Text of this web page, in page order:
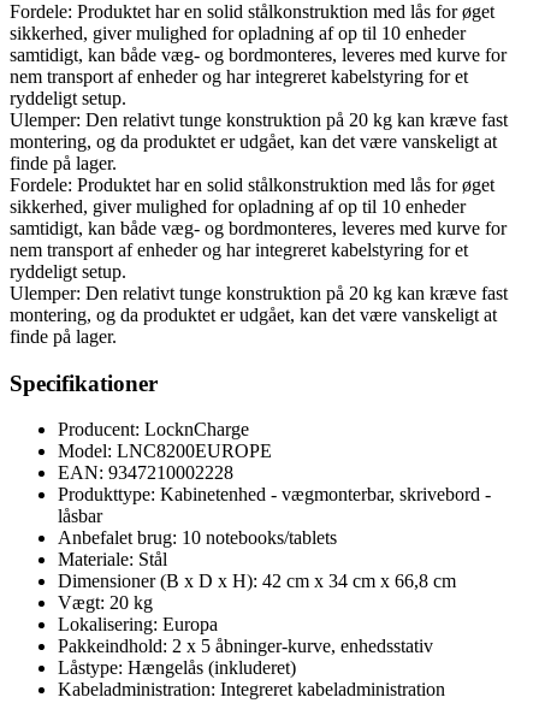
Fordele: Produktet har en solid stålkonstruktion med lås for øget
sikkerhed, giver mulighed for opladning af op til 10 enheder
samtidigt, kan både væg- og bordmonteres, leveres med kurve for
nem transport af enheder og har integreret kabelstyring for et
ryddeligt setup.
Ulemper: Den relativt tunge konstruktion på 20 kg kan kræve fast
montering, og da produktet er udgået, kan det være vanskeligt at
finde på lager.
Fordele: Produktet har en solid stålkonstruktion med lås for øget
sikkerhed, giver mulighed for opladning af op til 10 enheder
samtidigt, kan både væg- og bordmonteres, leveres med kurve for
nem transport af enheder og har integreret kabelstyring for et
ryddeligt setup.
Ulemper: Den relativt tunge konstruktion på 20 kg kan kræve fast
montering, og da produktet er udgået, kan det være vanskeligt at
finde på lager.
Specifikationer
Producent: LocknCharge
Model: LNC8200EUROPE
EAN: 9347210002228
Produkttype: Kabinetenhed - vægmonterbar, skrivebord -
låsbar
Anbefalet brug: 10 notebooks/tablets
Materiale: Stål
Dimensioner (B x D x H): 42 cm x 34 cm x 66,8 cm
Vægt: 20 kg
Lokalisering: Europa
Pakkeindhold: 2 x 5 åbninger-kurve, enhedsstativ
Låstype: Hængelås (inkluderet)
Kabeladministration: Integreret kabeladministration